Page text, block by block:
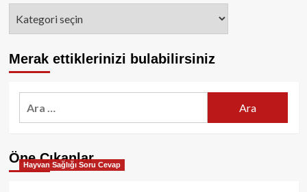
Merak ettiklerinizi bulabilirsiniz
Öne Çıkanlar
Hayvan Sağlığı Soru Cevap